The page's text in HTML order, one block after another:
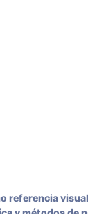
referencia